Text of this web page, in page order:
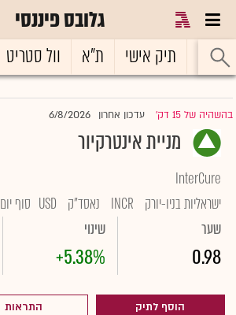
גלובס פיננסי
ראשי תיק אישי ת"א וול סטריט
בהשהיה של 15 דק' |עדכון אחרון 6/8/2026
מניית אינטרקיור
InterCure
ישראליות בניו-יורק
INCR נאסד"ק USD סוף יום
שער
0.98
שינוי
+5.38%
הוסף לתיק התראות